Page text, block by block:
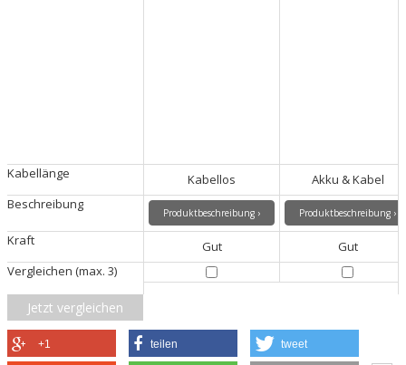
Kabellänge Kabellos
Akku & Kabel
Beschreibung
Produktbeschreibung › Produktbeschreibung ›
Kraft Gut
Gut
Vergleichen (max. 3)
Jetzt vergleichen
+1 teilen tweet